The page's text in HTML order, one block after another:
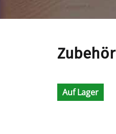
Zubehör
Auf Lager